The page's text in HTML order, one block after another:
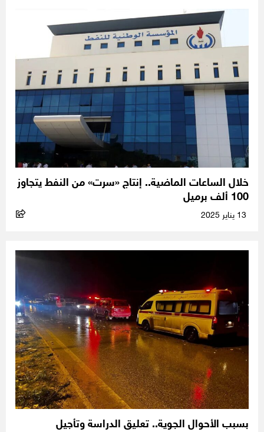
خلال الساعات الماضية.. إنتاج «سرت» من النفط يتجاوز
100 ألف برميل
بسبب الأحوال الجوية.. تعليق الدراسة وتأجيل